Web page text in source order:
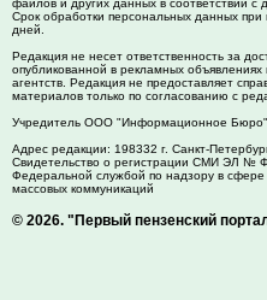
Срок обработки персональных данных
дней.
Редакция не несет ответственность за
опубликованной в рекламных
агентств. Редакция не предоставляет
материалов только по согласованию с
Учредитель ООО "Информационное
Адрес редакции: 198332 г. Санкт-
Свидетельство о регистрации СМИ ЭЛ №
Федеральной службой по надзору в
массовых коммуникаций
© 2026. "Первый пензенский